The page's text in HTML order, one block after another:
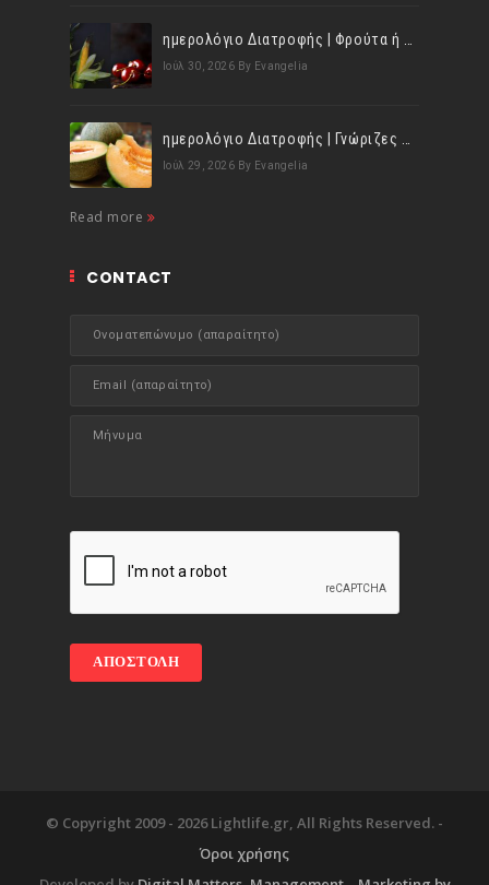
Ιούλ 30, 2026 By Evangelia
Ιούλ 29, 2026 By Evangelia
Read more
CONTACT
© Copyright 2009 - 2026 Lightlife.gr, All Rights Reserved. -
Όροι χρήσης